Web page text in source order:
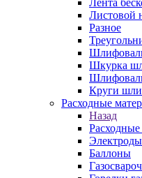
Лента
Листовой
Разное
Шкурка
Круги
Расходные
Назад
Баллоны